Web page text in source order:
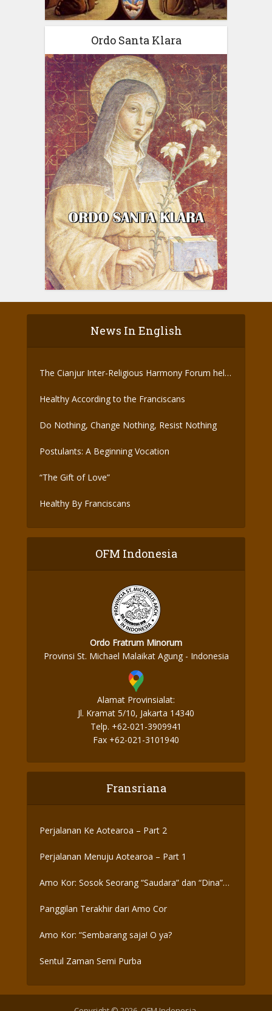
Ordo Santa Klara
News In English
The Cianjur Inter-Religious Harmony Forum held
Healthy According to the Franciscans
Do Nothing, Change Nothing, Resist Nothing
Postulants: A Beginning Vocation
“The Gift of Love”
Healthy By Franciscans
OFM Indonesia
Ordo Fratrum Minorum
Provinsi St. Michael Malaikat Agung - Indonesia
Alamat Provinsialat:
Jl. Kramat 5/10, Jakarta 14340
Telp. +62-021-3909941
Fax +62-021-3101940
Fransriana
Perjalanan Ke Aotearoa – Part 2
Perjalanan Menuju Aotearoa – Part 1
Amo Kor: Sosok Seorang “Saudara” dan “Dina”
Panggilan Terakhir dari Amo Cor
Amo Kor: “Sembarang saja! O ya?
Sentul Zaman Semi Purba